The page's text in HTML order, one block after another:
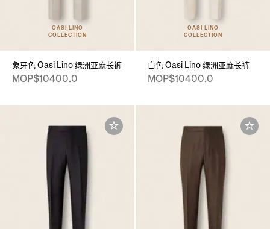
OASI LINO
COLLECTION
象牙色 Oasi Lino 绿洲亚麻长裤
MOP$10400.0
OASI LINO
COLLECTION
白色 Oasi Lino 绿洲亚麻长裤
MOP$10400.0